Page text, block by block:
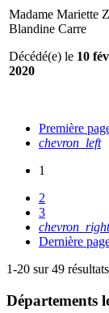
Madame Mariette
Blandine Carre
Décédé(e) le 10
2020
Première
chevron_left
1
2
3
chevron_right
Dernière
1-20 sur 49 résultats
Départements